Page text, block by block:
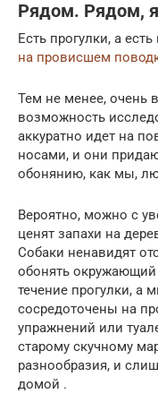
Рядом. Рядом, я
Есть прогулки, а
на провисшем
Тем не менее, очень
возможность
аккуратно идет на
носами, и они
обонянию, как мы,
Вероятно, можно с
ценят запахи на
Собаки ненавидят
обонять
течение прогулки, а
сосредоточены на
упражнений или
старому скучному
разнообразия, и
домой .